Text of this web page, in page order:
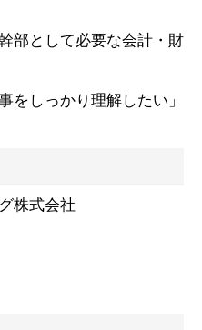
部として必要な会計・財
をしっかり理解したい」
株式会社